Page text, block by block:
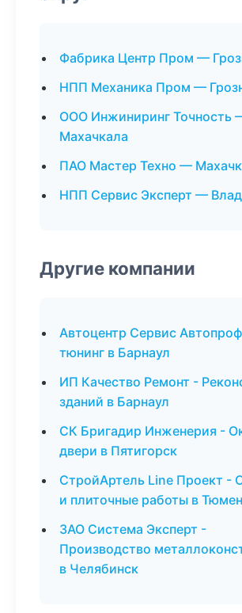
Фабрика Центр Пром —
НПП Механика Пром —
ООО Инжиниринг Точность
Махачкала
ПАО Мастер Техно —
НПП Сервис Эксперт —
Другие компании
Автоцентр Сервис
тюнинг в Барнаул
ИП Качество Ремонт -
зданий в Барнаул
СК Бригадир Инженерия -
двери в Пятигорск
СтройАртель Line Проект -
и плиточные работы в
ЗАО Система Эксперт -
Производство
в Челябинск